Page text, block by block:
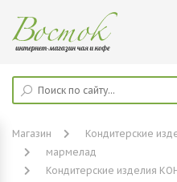
Магазин Кондитерские
мармелад
Кондитерские изделия